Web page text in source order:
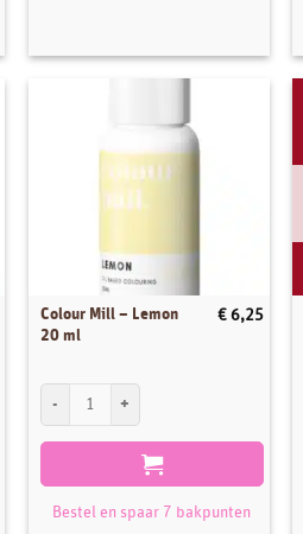
Colour Mill – Lemon
20 ml
€6,25
Bestel en spaar 7 bakpunten